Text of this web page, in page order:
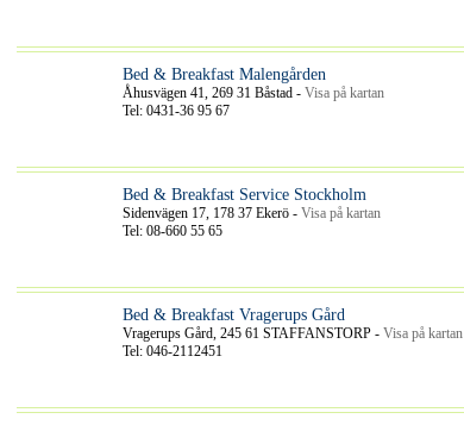
Bed & Breakfast Malengården
Åhusvägen 41, 269 31 Båstad - Visa på kartan
Tel: 0431-36 95 67
Bed & Breakfast Service Stockholm
Sidenvägen 17, 178 37 Ekerö - Visa på kartan
Tel: 08-660 55 65
Bed & Breakfast Vragerups Gård
Vragerups Gård, 245 61 STAFFANSTORP - Visa på kartan
Tel: 046-2112451